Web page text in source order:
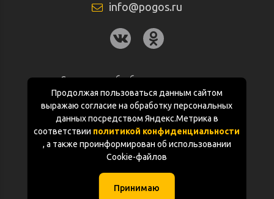
Продолжая пользоваться данным сайтом
выражаю согласие на обработку персональных
данных посредством Яндекс.Метрика в
соответствии политикой конфиденциальности
, а также проинформирован об использовании
Cookie-файлов
Принимаю
info@pogos.ru
Согласие на обработку персональных
данных
Политика конфиденциальности
Документация